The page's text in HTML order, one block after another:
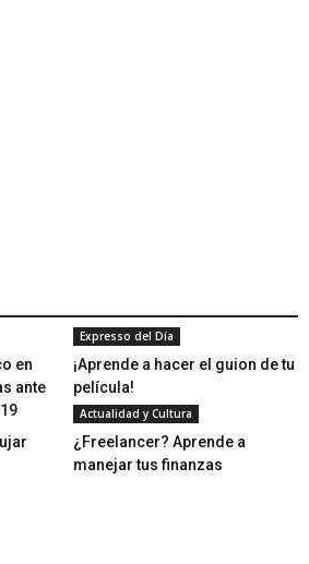
en
ante
Expresso del Día
¡Aprende a hacer el guion de tu
película!
Actualidad y Cultura
¿Freelancer? Aprende a
manejar tus finanzas